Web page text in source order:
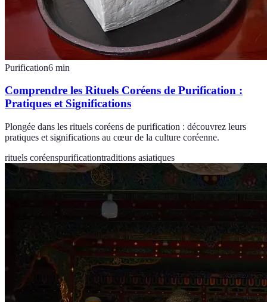
Purification6 min
Comprendre les Rituels Coréens de Purification :
Pratiques et Significations
Plongée dans les rituels coréens de purification : découvrez leurs
pratiques et significations au cœur de la culture coréenne.
rituels coréenspurificationtraditions asiatiques